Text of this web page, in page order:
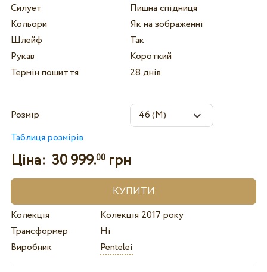
Силует
Пишна спідниця
Кольори
Як на зображенні
Шлейф
Так
Рукав
Короткий
Термін пошиття
28 днів
Розмір
Таблиця розмірів
Ціна: 30 999.00грн
Колекція
Колекція 2017 року
Трансформер
Ні
Виробник
Pentelei